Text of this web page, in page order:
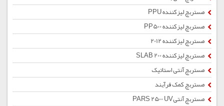
مستربچ لیزکننده PPU
مستربچ لیزکننده PP500
مستربچ لیزکننده 2012
مستربچ لیزکننده SLAB 200
مستربچ آنتی استاتیک
مستربچ کمک فرآیند
مستربچ آنتیPARS 2500 UV